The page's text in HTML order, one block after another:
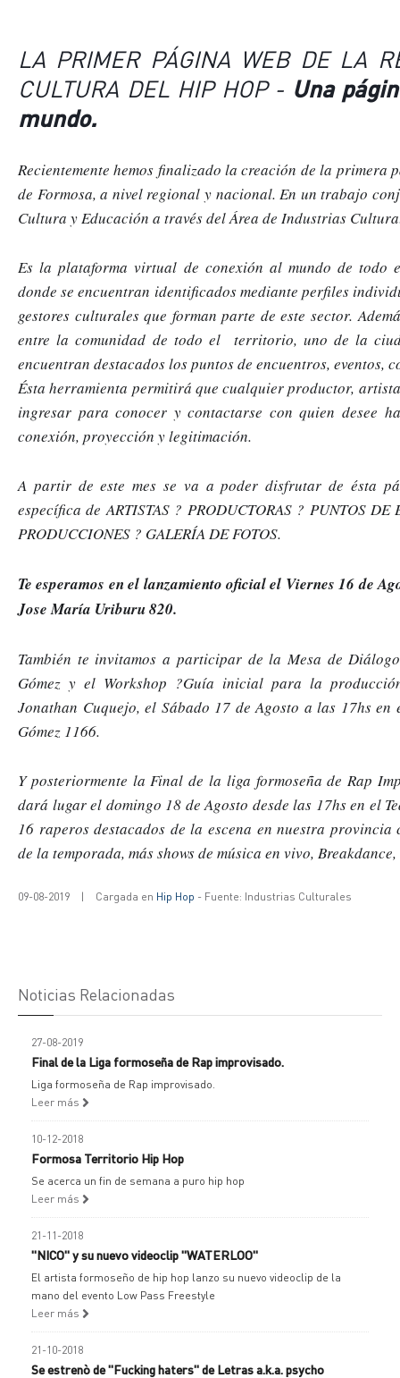
LA PRIMER PÁGINA WEB DE LA
CULTURA DEL HIP HOP - Una
mundo.
Recientemente hemos finalizado la creación de la
de Formosa, a nivel regional y nacional. En un trabajo
Cultura y Educación a través del Área de Industrias
Es la plataforma virtual de conexión al mundo de todo
donde se encuentran identificados mediante perfiles
gestores culturales que forman parte de este sector.
entre la comunidad de todo el  territorio, uno de la
encuentran destacados los puntos de encuentros, eventos,
Ésta herramienta permitirá que cualquier productor,
ingresar para conocer y contactarse con quien desee
conexión, proyección y legitimación.
A partir de este mes se va a poder disfrutar de ésta
específica de ARTISTAS ? PRODUCTORAS ? PUNTOS
PRODUCCIONES ? GALERÍA DE FOTOS.
Te esperamos en el lanzamiento oficial el Viernes 16 de
Jose María Uriburu 820.
También te invitamos a participar de la Mesa de
Gómez y el Workshop ?Guía inicial para la
Jonathan Cuquejo, el Sábado 17 de Agosto a las 17hs
Gómez 1166.
Y posteriormente la Final de la liga formoseña de Rap
dará lugar el domingo 18 de Agosto desde las 17hs en el
16 raperos destacados de la escena en nuestra
de la temporada, más shows de música en vivo,
09-08-2019 | Cargada en Hip Hop - Fuente: Industrias Culturales
Noticias Relacionadas
27-08-2019
Final de la Liga formoseña de Rap improvisado.
Liga formoseña de Rap improvisado.
Leer más
10-12-2018
Formosa Territorio Hip Hop
Se acerca un fin de semana a puro hip hop
Leer más
21-11-2018
"NICO" y su nuevo videoclip "WATERLOO"
El artista formoseño de hip hop lanzo su nuevo videoclip de la
mano del evento Low Pass Freestyle
Leer más
21-10-2018
Se estrenò de "Fucking haters" de Letras a.k.a. psycho